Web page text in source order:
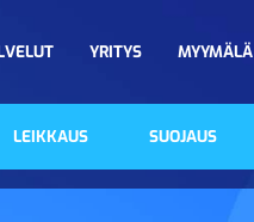
YRITYS MYYMÄLÄ
LEIKKAUS SUOJAUS